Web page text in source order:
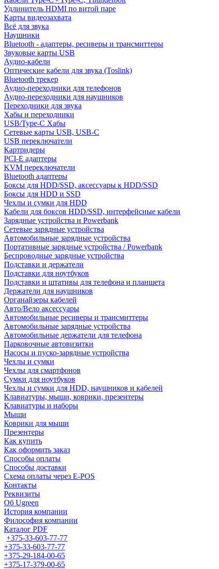
Удлинитель HDMI по витой паре
Карты видеозахвата
Всё для звука
Наушники
Bluetooth - адаптеры, ресиверы и трансмиттеры
Звуковые карты USB
Аудио-кабели
Оптические кабели для звука (Toslink)
Bluetooth трекер
Аудио-переходники для телефонов
Аудио-переходники для наушников
Переходники для звука
Хабы и переходники
USB/Type-C Хабы
Сетевые карты USB, USB-C
USB переключатели
Картридеры
PCI-E адаптеры
KVM переключатели
Bluetooth адаптеры
Боксы для HDD/SSD, аксессуары к HDD/SSD
Боксы для HDD и SSD
Чехлы и сумки для HDD
Кабели для боксов HDD/SSD, интерфейсные кабели
Зарядные устройства и Powerbank
Сетевые зарядные устройства
Автомобильные зарядные устройства
Портативные зарядные устройства / Powerbank
Беспроводные зарядные устройства
Подставки и держатели
Подставки для ноутбуков
Подставки и штативы для телефона и планшета
Держатели для наушников
Органайзеры кабелей
Авто/Вело аксессуары
Автомобильные ресиверы и трансмиттеры
Автомобильные зарядные устройства
Автомобильные держатели для телефона
Парковочные автовизитки
Насосы и пуско-зарядные устройства
Чехлы и сумки
Чехлы для смартфонов
Сумки для ноутбуков
Чехлы и сумки для HDD, наушников и кабелей
Клавиатуры, мыши, коврики, презентеры
Клавиатуры и наборы
Мыши
Коврики для мыши
Презентеры
Как купить
Как оформить заказ
Способы оплаты
Способы доставки
Схема оплаты через E-POS
Контакты
Реквизиты
Об Ugreen
История компании
Философия компании
Каталог PDF
+375-33-603-77-77
+375-33-603-77-77
+375-29-184-00-65
+375-17-379-00-65